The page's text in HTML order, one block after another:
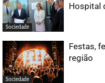
Sociedade
Hospital
Sociedade
Festas,
região